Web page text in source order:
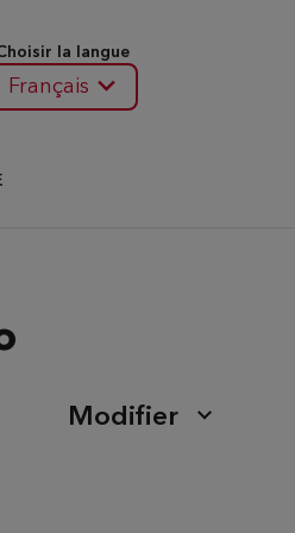
la langue
Français
Modifier